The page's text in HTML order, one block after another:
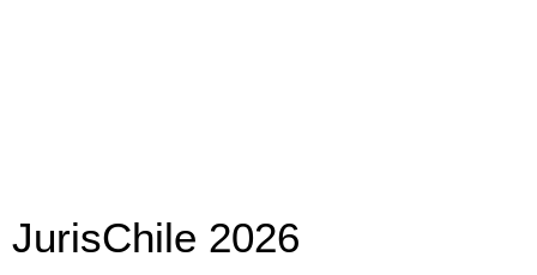
JurisChile 2026